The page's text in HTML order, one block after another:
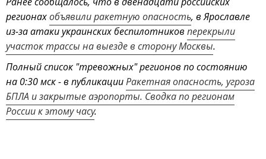
регионахобъявили ракетную опасность, в Ярославле
из-за атаки украинских беспилотников перекрыли
участок трассы на выезде в сторону Москвы.
Полный список "тревожных" регионов по состоянию
на 0:30 мск - в публикацииРакетная опасность, угроза
БПЛА и закрытые аэропорты. Сводка по регионам
России к этому часу.